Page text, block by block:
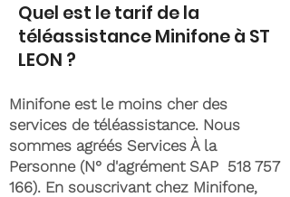
Quel est le tarif de la
téléassistance Minifone à ST
LEON ?
Minifone est le moins cher des
services de téléassistance. Nous
sommes agréés Services À la
Personne (N° d'agrément SAP 518 757
166). En souscrivant chez Minifone,